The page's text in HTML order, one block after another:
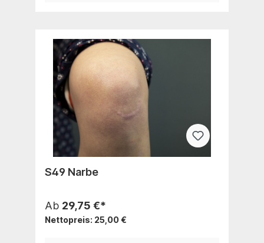
S49 Narbe
Ab 29,75 €*
Nettopreis: 25,00 €